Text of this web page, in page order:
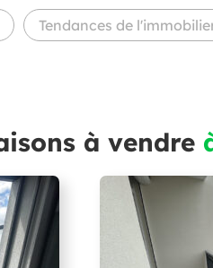
Tendances de
à vendre